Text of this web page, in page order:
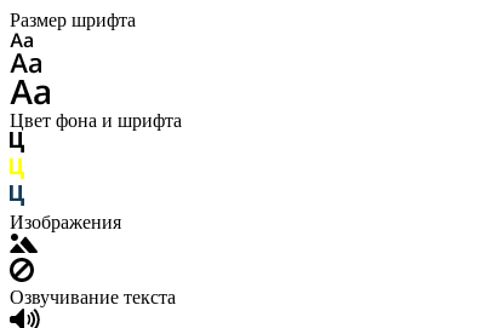
Размер шрифта
Цвет фона и шрифта
Изображения
Озвучивание текста